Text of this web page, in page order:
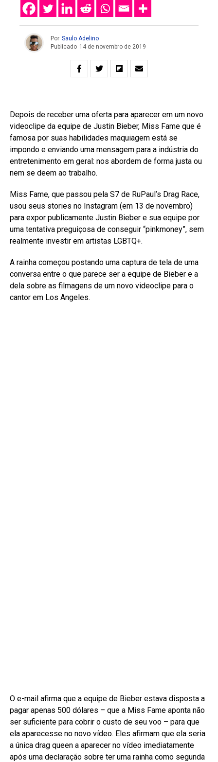
Por Saulo Adelino
Publicado 14 de novembro de 2019
Depois de receber uma oferta para aparecer em um novo
videoclipe da equipe de Justin Bieber, Miss Fame que é
famosa por suas habilidades maquiagem está se
impondo e enviando uma mensagem para a indústria do
entretenimento em geral: nos abordem de forma justa ou
nem se deem ao trabalho.
Miss Fame, que passou pela S7 de RuPaul’s Drag Race,
usou seus stories no Instagram (em 13 de novembro)
para expor publicamente Justin Bieber e sua equipe por
uma tentativa preguiçosa de conseguir “pinkmoney”, sem
realmente investir em artistas LGBTQ+.
A rainha começou postando uma captura de tela de uma
conversa entre o que parece ser a equipe de Bieber e a
dela sobre as filmagens de um novo videoclipe para o
cantor em Los Angeles.
O e-mail afirma que a equipe de Bieber estava disposta a
pagar apenas 500 dólares – que a Miss Fame aponta não
ser suficiente para cobrir o custo de seu voo – para que
ela aparecesse no novo vídeo. Eles afirmam que ela seria
a única drag queen a aparecer no vídeo imediatamente
após uma declaração sobre ter uma rainha como segunda